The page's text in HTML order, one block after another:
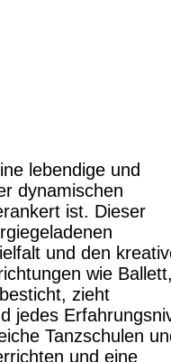
lebendige und
dynamischen
ist. Dieser
und den
wie
zieht
jedes
Tanzschulen
und eine